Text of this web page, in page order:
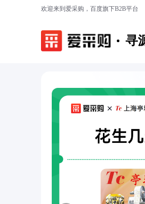
欢迎来到爱采购，百度旗下B2B平台
寻